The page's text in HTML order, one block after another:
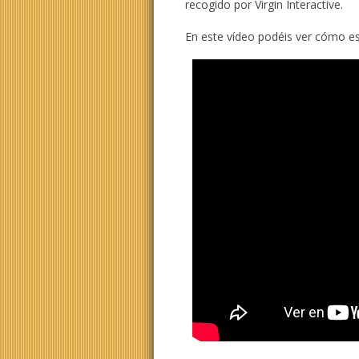
recogido por Virgin Interactive.
En este vídeo podéis ver cómo